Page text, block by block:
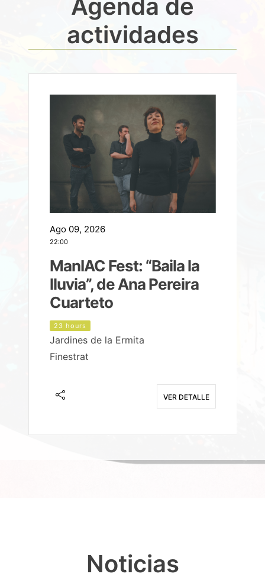
Agenda de
actividades
Ago 09, 2026
22:00
ManIAC Fest: “Baila la
lluvia”, de Ana Pereira
Cuarteto
23 hours
Jardines de la Ermita
Finestrat
VER DETALLE
Noticias